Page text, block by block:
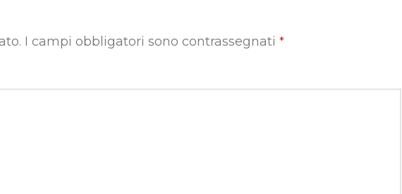
I campi obbligatori sono contrassegnati *